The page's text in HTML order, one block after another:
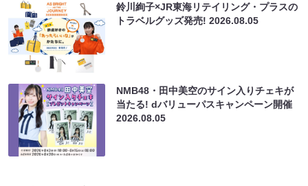
鈴川絢子×JR東海リテイリング・プラスの
トラベルグッズ発売!2026.08.05
NMB48・田中美空のサイン入りチェキが
当たる! dバリューパスキャンペーン開催
2026.08.05